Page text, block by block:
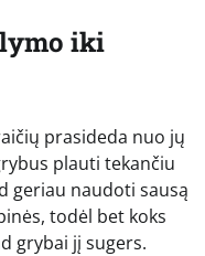
iki
prasideda nuo jų
plauti tekančiu
geriau naudoti sausą
todėl bet koks
grybai jį sugers.